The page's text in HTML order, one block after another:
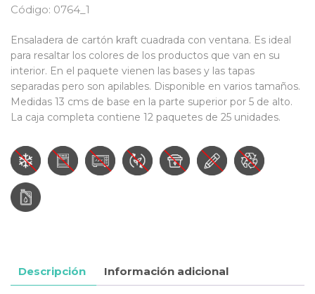
Código: 0764_1
Ensaladera de cartón kraft cuadrada con ventana. Es ideal
para resaltar los colores de los productos que van en su
interior. En el paquete vienen las bases y las tapas
separadas pero son apilables. Disponible en varios tamaños.
Medidas 13 cms de base en la parte superior por 5 de alto.
La caja completa contiene 12 paquetes de 25 unidades.
Descripción Información adicional